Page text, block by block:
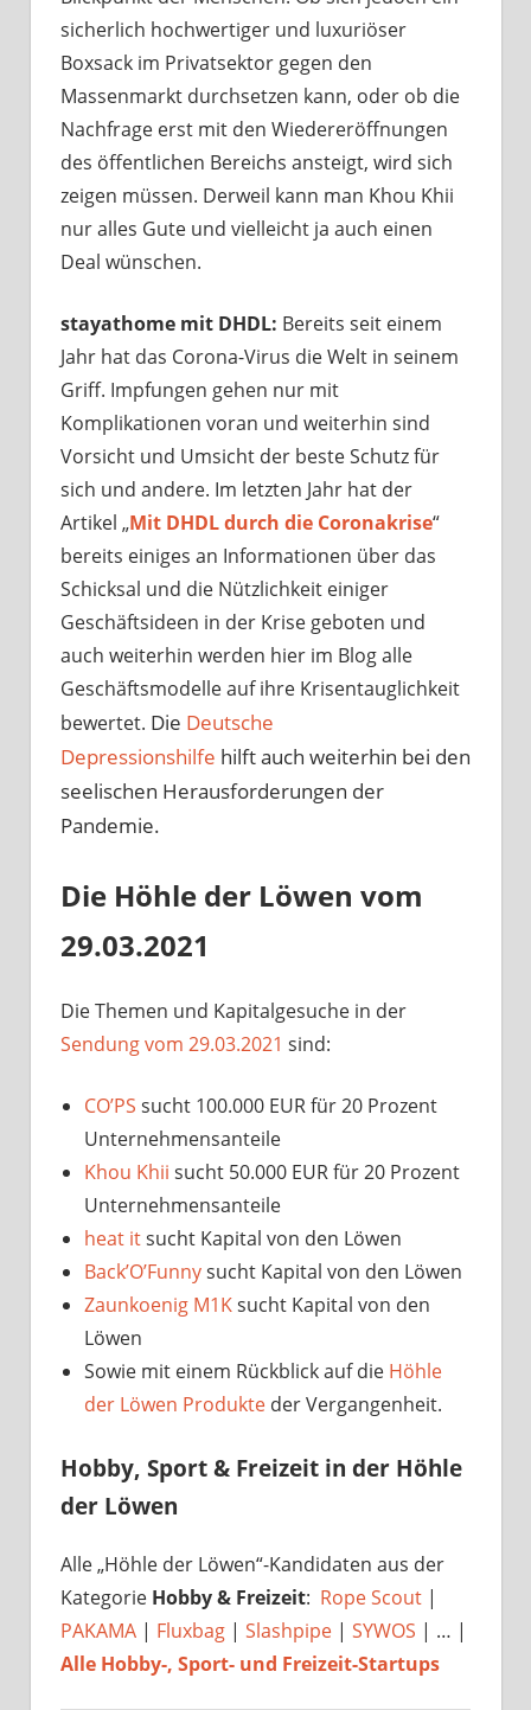
sicherlich hochwertiger und luxuriöser
Boxsack im Privatsektor gegen den
Massenmarkt durchsetzen kann, oder ob die
Nachfrage erst mit den Wiedereröffnungen
des öffentlichen Bereichs ansteigt, wird sich
zeigen müssen. Derweil kann man Khou Khii
nur alles Gute und vielleicht ja auch einen
Deal wünschen.
stayathome mit DHDL: Bereits seit einem
Jahr hat das Corona-Virus die Welt in seinem
Griff. Impfungen gehen nur mit
Komplikationen voran und weiterhin sind
Vorsicht und Umsicht der beste Schutz für
sich und andere. Im letzten Jahr hat der
Artikel „Mit DHDL durch die Coronakrise“
bereits einiges an Informationen über das
Schicksal und die Nützlichkeit einiger
Geschäftsideen in der Krise geboten und
auch weiterhin werden hier im Blog alle
Geschäftsmodelle auf ihre Krisentauglichkeit
bewertet. Die Deutsche
Depressionshilfe hilft auch weiterhin bei den
seelischen Herausforderungen der
Pandemie.
Die Höhle der Löwen vom
29.03.2021
Die Themen und Kapitalgesuche in der
Sendung vom 29.03.2021 sind:
CO’PS sucht 100.000 EUR für 20 Prozent
Unternehmensanteile
Khou Khii sucht 50.000 EUR für 20 Prozent
Unternehmensanteile
heat itsucht Kapital von den Löwen
Back’O’Funnysucht Kapital von den Löwen
Zaunkoenig M1Ksucht Kapital von den
Löwen
Sowie mit einem Rückblick auf die Höhle
der Löwen Produkte der Vergangenheit.
Hobby, Sport & Freizeit in der Höhle
der Löwen
Alle „Höhle der Löwen“-Kandidaten aus der
Kategorie Hobby & Freizeit: Rope Scout |
PAKAMA | Fluxbag | Slashpipe | SYWOS | … |
Alle Hobby-, Sport- und Freizeit-Startups